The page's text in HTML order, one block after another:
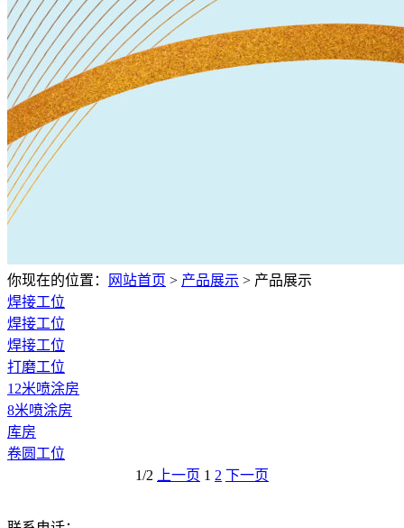
你现在的位置： 网站首页 > 产品展示 > 产品展示
焊接工位
焊接工位
焊接工位
打磨工位
12米喷涂房
8米喷涂房
库房
卷圆工位
1/2
上一页 1 2 下一页